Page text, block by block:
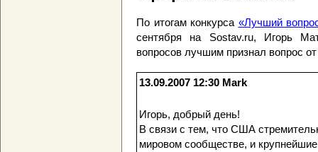
По итогам конкурса «Лучший
сентября на Sostav.ru, Игорь
вопросов лучшим признал вопрос
13.09.2007 12:30 Mark
Игорь, добрый день!
В связи с тем, что США
мировом сообществе, и